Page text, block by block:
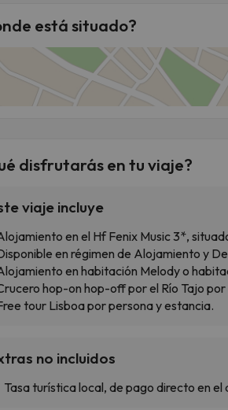
está situado?
disfrutarás en tu viaje?
viaje incluye
en el Hf Fenix Music 3*,
en régimen de Alojamiento y
en habitación Melody o
hop-on hop-off por el Río Tajo
tour Lisboa por persona y estancia.
no incluidos
Tasa turística local, de pago directo en